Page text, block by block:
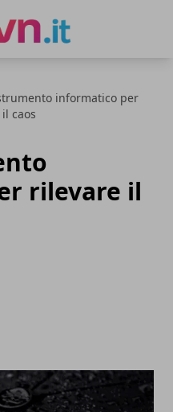
informatico per
caos
rilevare il